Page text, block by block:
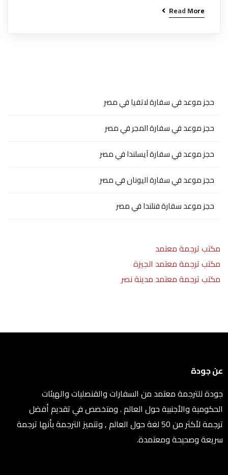
Read More
حجز موعد في سفارة لاتفيا في مصر
حجز موعد في سفارة المجر في مصر
حجز موعد في سفارة آيسلندا في مصر
حجز موعد في سفارة اليونان في مصر
حجز موعد سفارة فنلندا في مصر
مكتب ترجمة معتمد
مكتب ترجمة معتمد الجيزة
مكتب ترجمة معتمد مدينة نصر
عن جودة
جودة للترجمة معتمد من السفارات والقنصليات والهيئات
الحكومية والأجنبية حول العالم . ومتخصص في تقديم أفضل
ترجمة لأكثر من 50 لغة حول العالم , وتتميز الترجمة بأنها ترجمة
سريعة وصحيحة ومعتمدة.